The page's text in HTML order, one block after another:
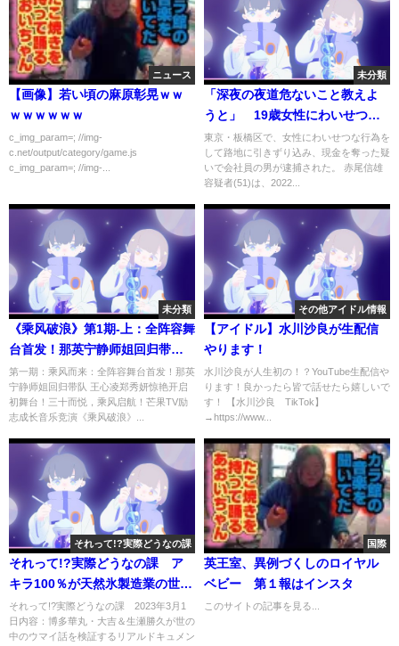
ニュース
【画像】若い頃の麻原彰晃ｗｗ
ｗｗｗｗｗｗ
c_img_param=; //img-
c.net/output/category/game.js
c_img_param=; //img-...
未分類
「深夜の夜道危ないこと教えよ
うと」 19歳女性にわいせつか
51歳男逮捕
東京・板橋区で、女性にわいせつな行為を
して路地に引きずり込み、現金を奪った疑
いで会社員の男が逮捕された。 赤尾信雄
容疑者(51)は、2022...
未分類
《乘风破浪》第1期-上：全阵容舞
台首发！那英宁静师姐回归带队
王心凌郑秀妍惊艳开启初舞台！
Sisters Who Make Waves S3
EP1-1丨Hunan TV
第一期：乘风而来：全阵容舞台首发！那英
宁静师姐回归带队 王心凌郑秀妍惊艳开启
初舞台！三十而悦，乘风启航！芒果TV励
志成长⾳乐竞演《乘风破浪》...
その他アイドル情報
【アイドル】水川沙良が生配信
やります！
水川沙良が人生初の！？YouTube生配信や
ります！良かったら皆で話せたら嬉しいで
す！ 【水川沙良 TikTok】
→https://www...
それって!?実際どうなの課
それって!?実際どうなの課 ア
キラ100％が天然氷製造業の世界
に潜入 3月1日
それって!?実際どうなの課 2023年3月1
日内容：博多華丸・大吉＆生瀬勝久が世の
中のウマイ話を検証するリアルドキュメン
国際
英王室、異例づくしのロイヤル
ベビー 第１報はインスタ
このサイトの記事を見る...